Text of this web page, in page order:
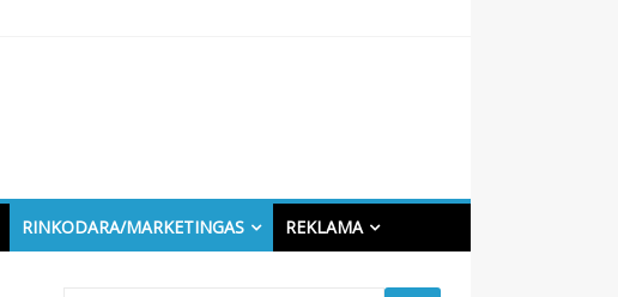
RINKODARA/MARKETINGAS REKLAMA